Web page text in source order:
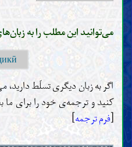
می‌توانید این مطلب را به
اگر به زبان دیگری تسلّط دارید،
کنید و ترجمه‌ی خود را برای ما
[فرم ترجمه]